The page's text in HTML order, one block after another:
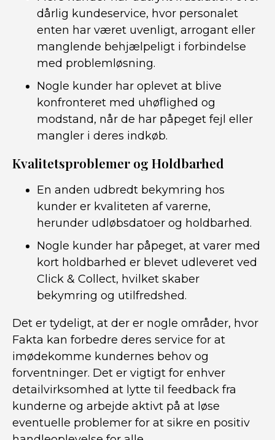
dårlig kundeservice, hvor personalet
enten har været uvenligt, arrogant eller
manglende behjælpeligt i forbindelse
med problemløsning.
Nogle kunder har oplevet at blive
konfronteret med uhøflighed og
modstand, når de har påpeget fejl eller
mangler i deres indkøb.
Kvalitetsproblemer og Holdbarhed
En anden udbredt bekymring hos
kunder er kvaliteten af varerne,
herunder udløbsdatoer og holdbarhed.
Nogle kunder har påpeget, at varer med
kort holdbarhed er blevet udleveret ved
Click & Collect, hvilket skaber
bekymring og utilfredshed.
Det er tydeligt, at der er nogle områder, hvor
Fakta kan forbedre deres service for at
imødekomme kundernes behov og
forventninger. Det er vigtigt for enhver
detailvirksomhed at lytte til feedback fra
kunderne og arbejde aktivt på at løse
eventuelle problemer for at sikre en positiv